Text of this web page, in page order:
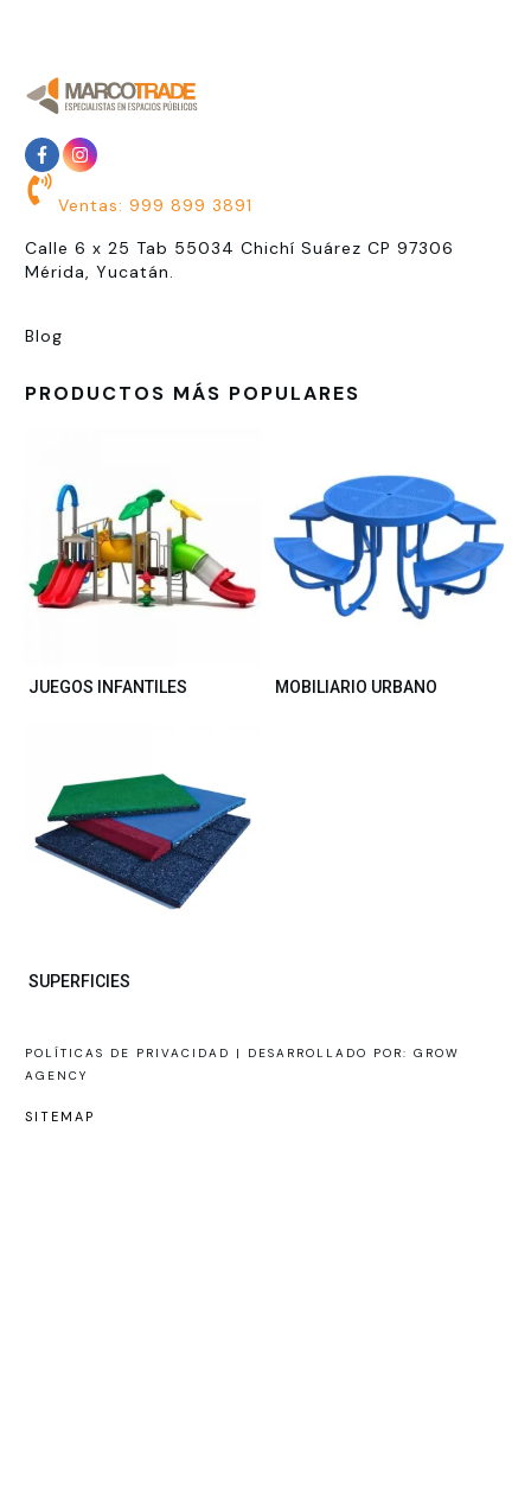
Ventas: 999 899 3891
Calle 6 x 25 Tab 55034 Chichí Suárez CP 97306
Mérida, Yucatán.
Blog
PRODUCTOS MÁS POPULARES
JUEGOS INFANTILES MOBILIARIO URBANO
SUPERFICIES
POLÍTICAS DE PRIVACIDAD |
DESARROLLADO POR: GROW
AGENCY
SITEMAP